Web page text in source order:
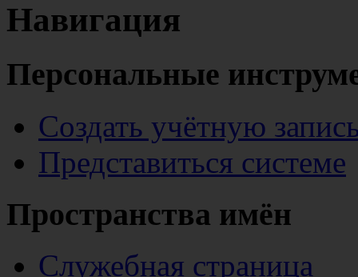
Навигация
Персональные
Создать учётную
Представиться системе
Пространства имён
Служебная страница